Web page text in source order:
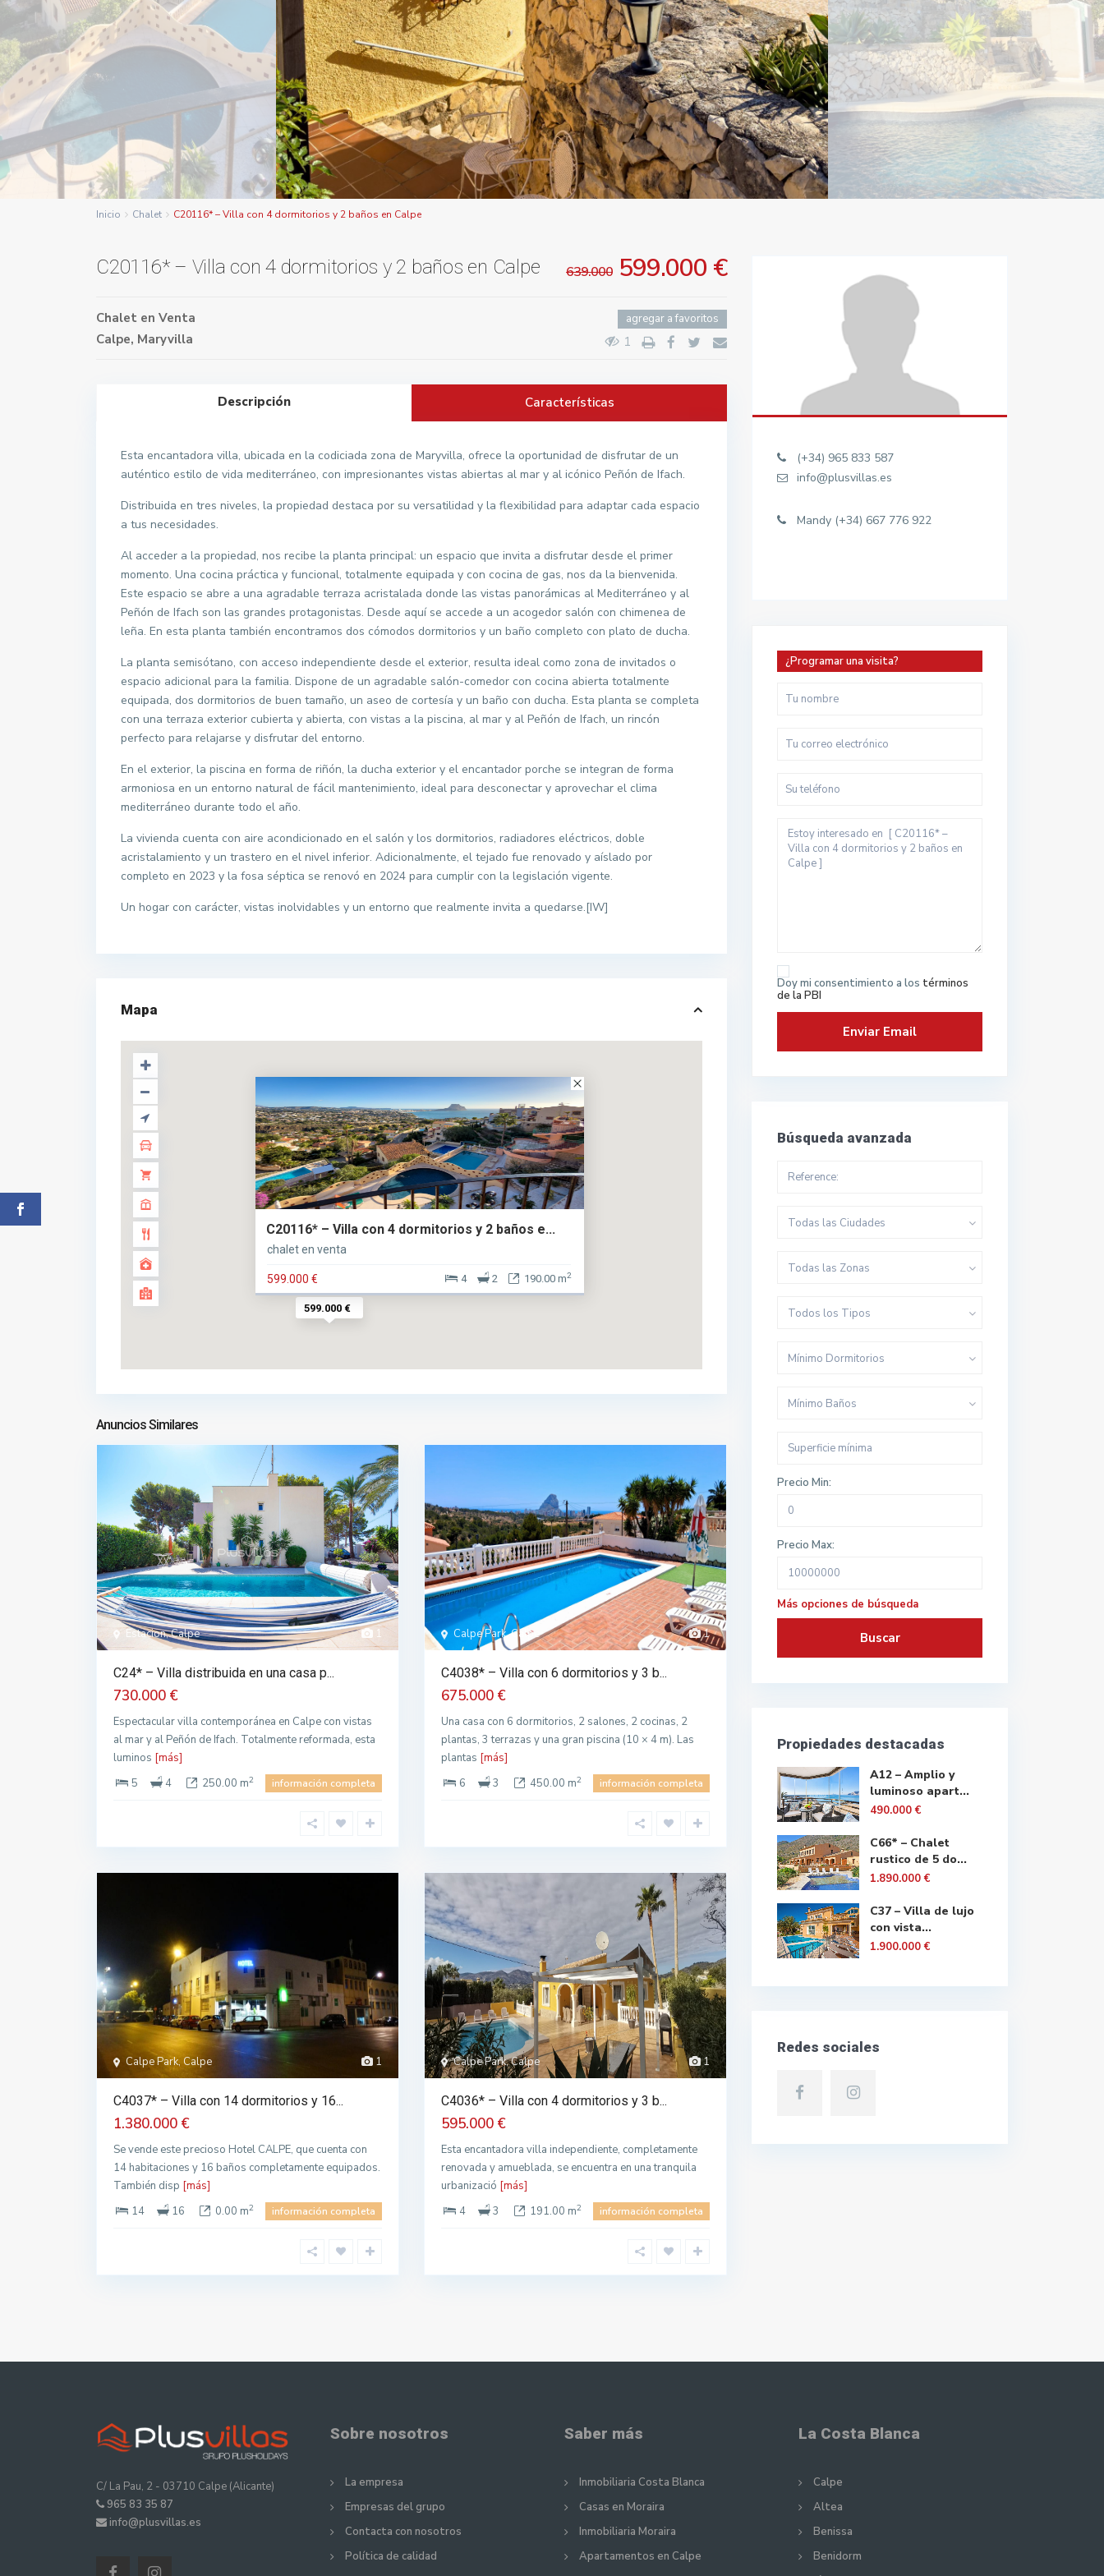
Inicio Chalet C20116* – Villa con 4 dormitorios y 2 baños en Calpe
C20116* – Villa con 4 dormitorios y 2 baños en Calpe 639.000 599.000 €
Chalet en Venta
Calpe, Maryvilla
agregar a favoritos
1
Descripción Características
Esta encantadora villa, ubicada en la codiciada zona de Maryvilla, ofrece la oportunidad de disfrutar de un
auténtico estilo de vida mediterráneo, con impresionantes vistas abiertas al mar y al icónico Peñón de Ifach.
Distribuida en tres niveles, la propiedad destaca por su versatilidad y la flexibilidad para adaptar cada espacio
a tus necesidades.
Al acceder a la propiedad, nos recibe la planta principal: un espacio que invita a disfrutar desde el primer
momento. Una cocina práctica y funcional, totalmente equipada y con cocina de gas, nos da la bienvenida.
Este espacio se abre a una agradable terraza acristalada donde las vistas panorámicas al Mediterráneo y al
Peñón de Ifach son las grandes protagonistas. Desde aquí se accede a un acogedor salón con chimenea de
leña. En esta planta también encontramos dos cómodos dormitorios y un baño completo con plato de ducha.
La planta semisótano, con acceso independiente desde el exterior, resulta ideal como zona de invitados o
espacio adicional para la familia. Dispone de un agradable salón-comedor con cocina abierta totalmente
equipada, dos dormitorios de buen tamaño, un aseo de cortesía y un baño con ducha. Esta planta se completa
con una terraza exterior cubierta y abierta, con vistas a la piscina, al mar y al Peñón de Ifach, un rincón
perfecto para relajarse y disfrutar del entorno.
En el exterior, la piscina en forma de riñón, la ducha exterior y el encantador porche se integran de forma
armoniosa en un entorno natural de fácil mantenimiento, ideal para desconectar y aprovechar el clima
mediterráneo durante todo el año.
La vivienda cuenta con aire acondicionado en el salón y los dormitorios, radiadores eléctricos, doble
acristalamiento y un trastero en el nivel inferior. Adicionalmente, el tejado fue renovado y aíslado por
completo en 2023 y la fosa séptica se renovó en 2024 para cumplir con la legislación vigente.
Un hogar con carácter, vistas inolvidables y un entorno que realmente invita a quedarse.[IW]
Mapa
599.000 €
C20116* – Villa con 4 dormitorios y 2 baños e...
chalet en venta
599.000 € 190.00 m2
2
4
Anuncios Similares
1
Estacion, Calpe
C24* – Villa distribuida en una casa p...
730.000 €
Espectacular villa contemporánea en Calpe con vistas
al mar y al Peñón de Ifach. Totalmente reformada, esta
luminos [más]
5
4 250.00 m2 información completa
1
Calpe Park, Calpe
C4038* – Villa con 6 dormitorios y 3 b...
675.000 €
Una casa con 6 dormitorios, 2 salones, 2 cocinas, 2
plantas, 3 terrazas y una gran piscina (10 × 4 m). Las
plantas [más]
6
3 450.00 m2 información completa
1
Calpe Park, Calpe
C4037* – Villa con 14 dormitorios y 16...
1.380.000 €
Se vende este precioso Hotel CALPE, que cuenta con
14 habitaciones y 16 baños completamente equipados.
También disp [más]
14
16 0.00 m2 información completa
1
Calpe Park, Calpe
C4036* – Villa con 4 dormitorios y 3 b...
595.000 €
Esta encantadora villa independiente, completamente
renovada y amueblada, se encuentra en una tranquila
urbanizació [más]
4
3 191.00 m2 información completa
(+34) 965 833 587
info@plusvillas.es
Mandy (+34) 667 776 922
¿Programar una visita?
Doy mi consentimiento a los términos
de la PBI
Búsqueda avanzada
Todas las Ciudades
Todas las Zonas
Todos los Tipos
Mínimo Dormitorios
Mínimo Baños
Precio Min:
Precio Max:
Más opciones de búsqueda
Buscar
Propiedades destacadas
A12 – Amplio y
luminoso apart...
490.000 €
C66* – Chalet
rustico de 5 do...
1.890.000 €
C37 – Villa de lujo
con vista...
1.900.000 €
Redes sociales
C/ La Pau, 2 - 03710 Calpe (Alicante)
965 83 35 87
info@plusvillas.es
Sobre nosotros
La empresa
Empresas del grupo
Contacta con nosotros
Política de calidad
Saber más
Inmobiliaria Costa Blanca
Casas en Moraira
Inmobiliaria Moraira
Apartamentos en Calpe
La Costa Blanca
Calpe
Altea
Benissa
Benidorm